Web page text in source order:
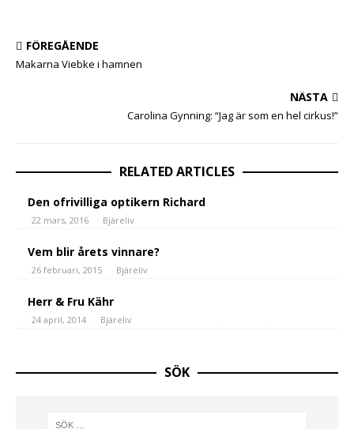
FÖREGÅENDE
Makarna Viebke i hamnen
NÄSTA
Carolina Gynning: “Jag är som en hel cirkus!”
RELATED ARTICLES
Den ofrivilliga optikern Richard
22 mars, 2016 Bjäreliv
Vem blir årets vinnare?
26 februari, 2015 Bjäreliv
Herr & Fru Kähr
24 april, 2014 Bjäreliv
SÖK